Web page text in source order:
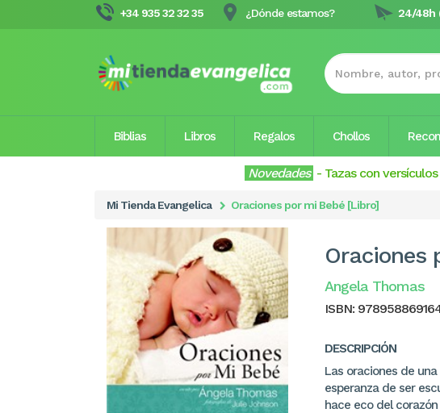
+34 935 32 32 35 ¿Dónde estamos? 24/48h
Biblias Libros Regalos Chollos
Novedades - Tazas con versículos
Mi Tienda Evangelica Oraciones por mi Bebé [Libro]
Oraciones
Angela Thomas
ISBN:
DESCRIPCIÓN
Las oraciones de
esperanza de ser
hace eco del